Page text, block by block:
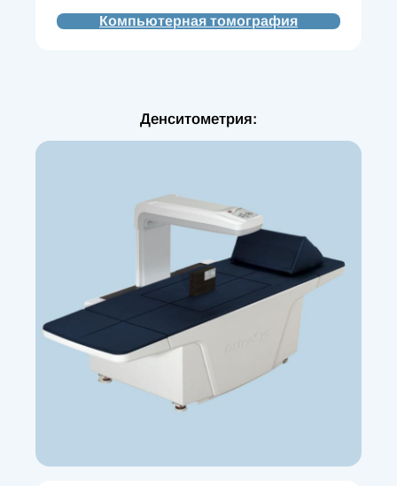
Компьютерная томография
Денситометрия: